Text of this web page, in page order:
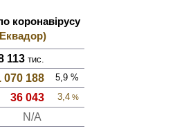
коронавірусу
113 тис.
070 188 5,9 %
36 043 3,4 %
N/A